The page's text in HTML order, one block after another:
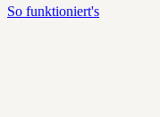
So funktioniert's